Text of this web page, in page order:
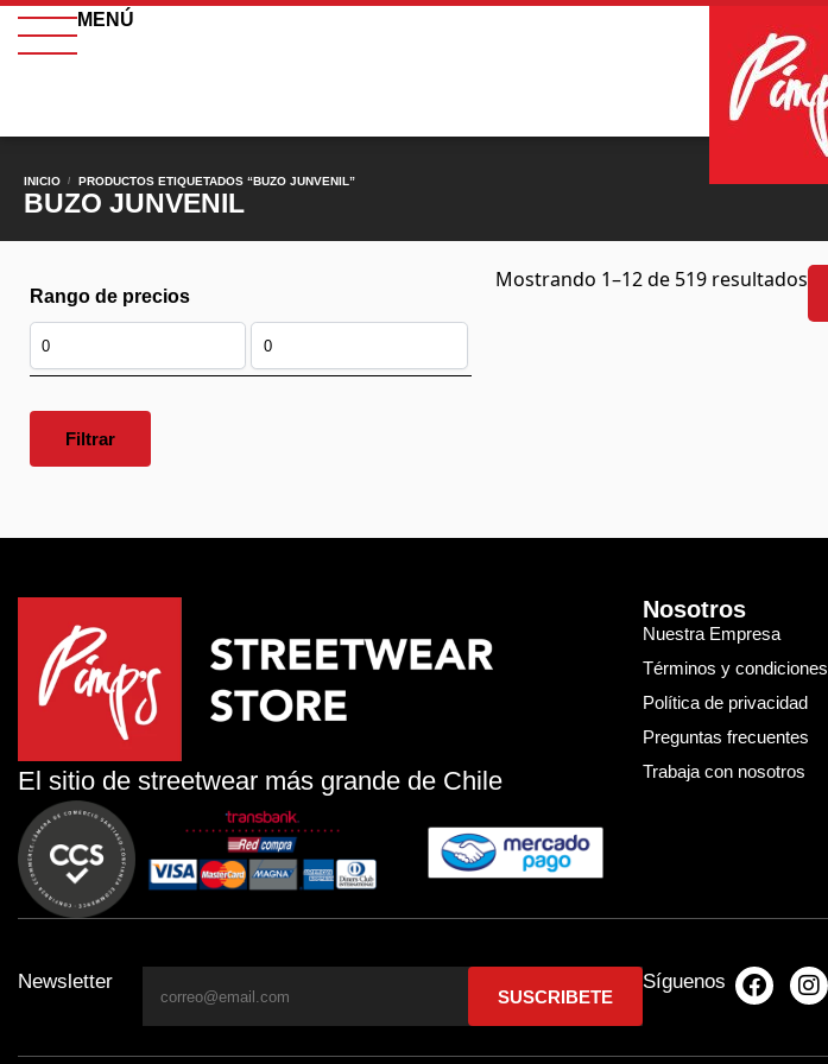
MENÚ
INICIO / PRODUCTOS ETIQUETADOS “BUZO JUNVENIL”
BUZO JUNVENIL
Rango de precios
Filtrar
Mostrando 1–12 de 519 resultados
El sitio de streetwear más grande de Chile
Nosotros
Nuestra Empresa
Términos y condiciones
Política de privacidad
Preguntas frecuentes
Trabaja con nosotros
Newsletter Síguenos